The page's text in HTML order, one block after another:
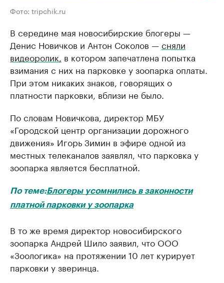
Фото: tripchik.ru
В середине мая новосибирские блогеры —
Денис Новичков и Антон Соколов —сняли
видеоролик, в котором запечатлена попытка
взимания с них на парковке у зоопарка оплаты.
При этом никаких знаков, говорящих о
платности парковки, вблизи не было.
По словам Новичкова, директор МБУ
«Городской центр организации дорожного
движения» Игорь Зимин в эфире одной из
местных телеканалов заявлял, что парковка у
зоопарка является бесплатной.
По теме:Блогеры усомнились в законности
платной парковки у зоопарка
В то же время директор новосибирского
зоопарка Андрей Шило заявил, что ООО
«Зоологика» на протяжении 10 лет курирует
парковки у зверинца.